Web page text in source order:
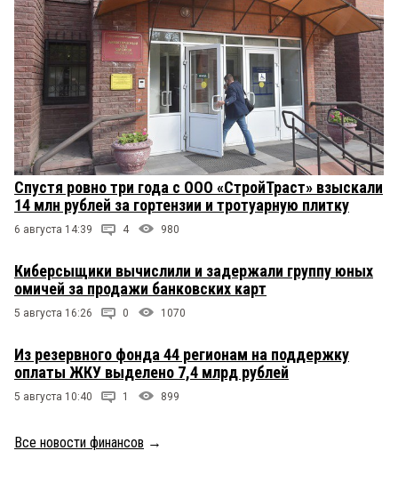
Спустя ровно три года с ООО «СтройТраст» взыскали
14 млн рублей за гортензии и тротуарную плитку
6 августа 14:39 4 980
Киберсыщики вычислили и задержали группу юных
омичей за продажи банковских карт
5 августа 16:26 0 1070
Из резервного фонда 44 регионам на поддержку
оплаты ЖКУ выделено 7,4 млрд рублей
5 августа 10:40 1 899
Все новости финансов →